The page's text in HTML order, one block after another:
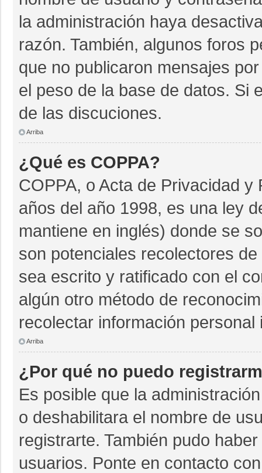
la administración haya
razón. También, algunos foros
que no publicaron mensajes
el peso de la base de datos. Si
de las discuciones.
Arriba
¿Qué es COPPA?
COPPA, o Acta de Privacidad
años del año 1998, es una ley
mantiene en inglés) donde se
son potenciales recolectores
sea escrito y ratificado con el
algún otro método de
recolectar información
Arriba
¿Por qué no puedo
Es posible que la
o deshabilitara el nombre de
registrarte. También pudo
usuarios. Ponte en contacto